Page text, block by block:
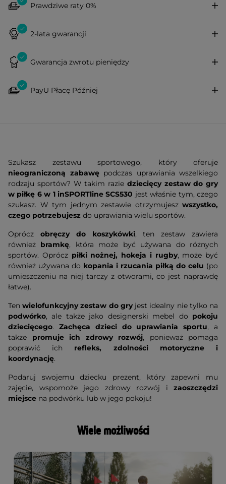
Prawdziwe raty 0%
2-lata gwarancji
Gwarancja zwrotu pieniędzy
PayU Płacę Później
Szukasz zestawu sportowego, który oferuje
nieograniczoną zabawępodczas uprawiania wszelkiego
rodzaju sportów? W takim razie dziecięcy zestaw do gry
w piłkę 6 w 1 inSPORTline SCS530 jest właśnie tym, czego
szukasz. W tym jednym zestawie otrzymujesz wszystko,
czego potrzebujesz do uprawiania wielu sportów.
Oprócz obręczy do koszykówki, ten zestaw zawiera
również bramkę, która może być używana do różnych
sportów. Oprócz piłki nożnej, hokeja i rugby, może być
również używana do kopania i rzucania piłką do celu (po
umieszczeniu na niej tarczy z otworami, co jest naprawdę
łatwe).
Tenwielofunkcyjny zestaw do gryjest idealny nie tylko na
podwórko, ale także jako designerski mebel do pokoju
dziecięcego. Zachęca dzieci do uprawiania sportu, a
także promuje ich zdrowy rozwój, ponieważ pomaga
poprawić ich refleks, zdolności motoryczne i
koordynację.
Podaruj swojemu dziecku prezent, który zapewni mu
zajęcie, wspomoże jego zdrowy rozwój i zaoszczędzi
miejsce na podwórku lub w jego pokoju!
Wiele możliwości